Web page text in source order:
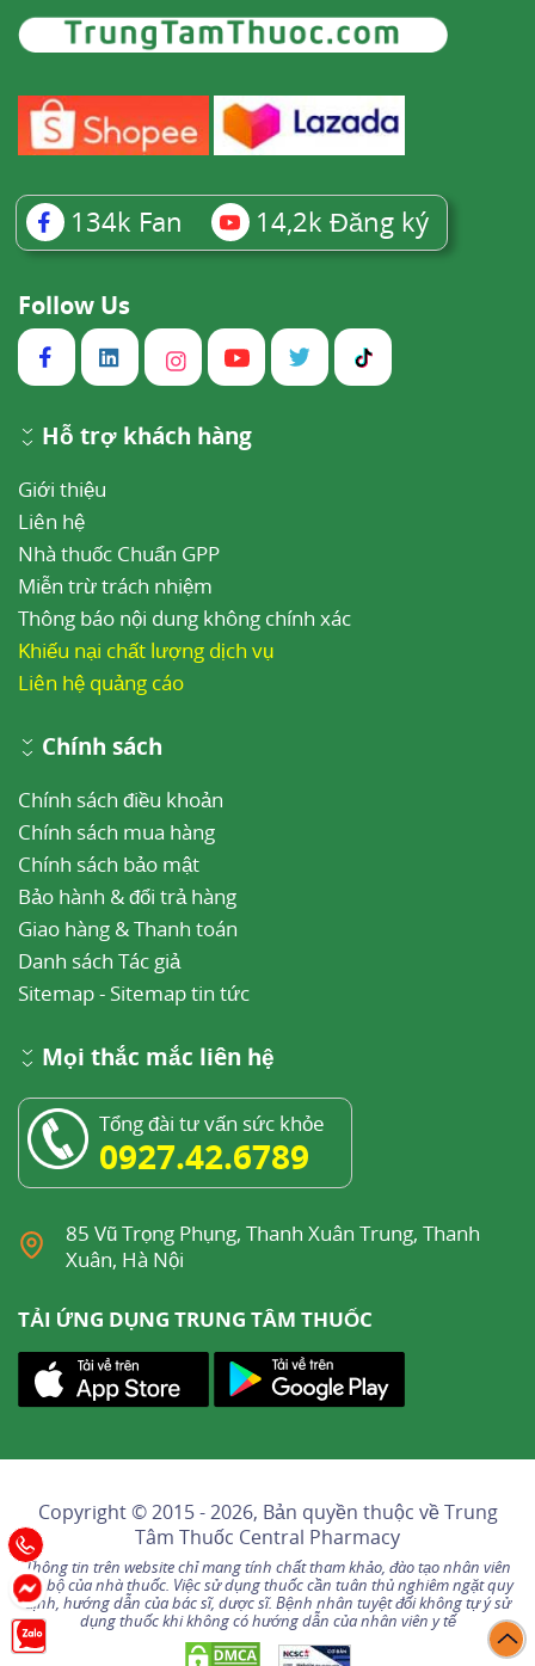
134k Fan 14,2k Đăng ký
Follow Us
Hỗ trợ khách hàng
Giới thiệu
Liên hệ
Nhà thuốc Chuẩn GPP
Miễn trừ trách nhiệm
Thông báo nội dung không chính xác
Khiếu nại chất lượng dịch vụ
Liên hệ quảng cáo
Chính sách
Chính sách điều khoản
Chính sách mua hàng
Chính sách bảo mật
Bảo hành & đổi trả hàng
Giao hàng & Thanh toán
Danh sách Tác giả
Sitemap- Sitemap tin tức
Mọi thắc mắc liên hệ
Tổng đài tư vấn sức khỏe
0927.42.6789
85 Vũ Trọng Phụng, Thanh Xuân Trung, Thanh
Xuân, Hà Nội
TẢI ỨNG DỤNG TRUNG TÂM THUỐC
Copyright © 2015 - 2026, Bản quyền thuộc vềTrung
Tâm Thuốc Central Pharmacy
Thông tin trên website chỉ mang tính chất tham khảo, đào tạo nhân viên
nội bộ của nhà thuốc. Việc sử dụng thuốc cần tuân thủ nghiêm ngặt quy
định, hướng dẫn của bác sĩ, dược sĩ. Bệnh nhân tuyệt đối không tự ý sử
dụng thuốc khi không có hướng dẫn của nhân viên y tế